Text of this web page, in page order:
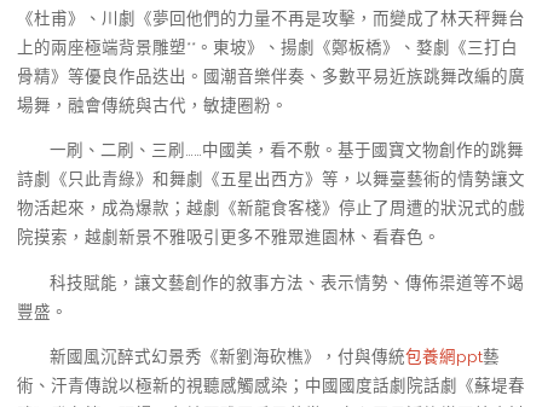
《杜甫》、川劇《夢回他們的力量不再是攻擊，而變成了林天秤舞台
上的兩座極端背景雕塑**。東坡》、揚劇《鄭板橋》、婺劇《三打白
骨精》等優良作品迭出。國潮音樂伴奏、多數平易近族跳舞改編的廣
場舞，融會傳統與古代，敏捷圈粉。
一刷、二刷、三刷……中國美，看不敷。基于國寶文物創作的跳舞
詩劇《只此青綠》和舞劇《五星出西方》等，以舞臺藝術的情勢讓文
物活起來，成為爆款；越劇《新龍食客棧》停止了周遭的狀況式的戲
院摸索，越劇新景不雅吸引更多不雅眾進園林、看春色。
科技賦能，讓文藝創作的敘事方法、表示情勢、傳佈渠道等不竭
豐盛。
新國風沉醉式幻景秀《新劉海砍樵》，付與傳統包養網ppt藝
術、汗青傳說以極新的視聽感觸感染；中國國度話劇院話劇《蘇堤春